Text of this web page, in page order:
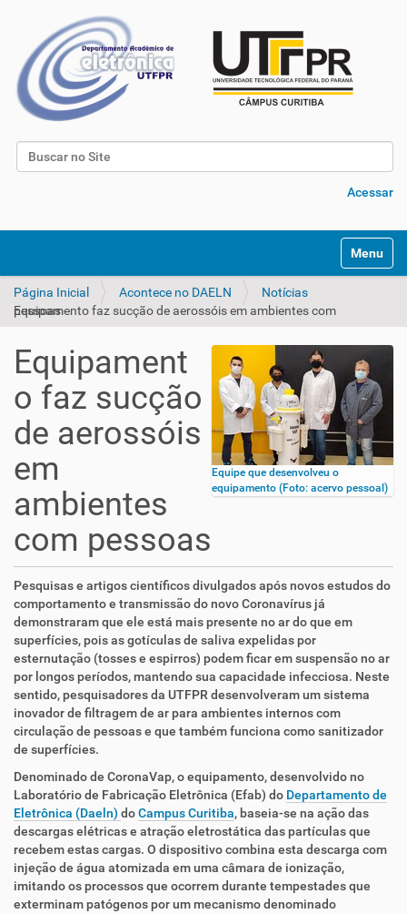
Busca
Acessar
Toggle
Página Inicial Acontece no DAELN
Notícias
Equipamento faz sucção de aerossóis em ambientes com pessoas
Equipe que desenvolveu o
equipamento (Foto: acervo pessoal)
Equipament
o faz sucção
de aerossóis
em
ambientes
com pessoas
Pesquisas e artigos científicos divulgados após novos estudos do
comportamento e transmissão do novo Coronavírus já
demonstraram que ele está mais presente no ar do que em
superfícies, pois as gotículas de saliva expelidas por
esternutação (tosses e espirros) podem ficar em suspensão no ar
por longos períodos, mantendo sua capacidade infecciosa. Neste
sentido, pesquisadores da UTFPR desenvolveram um sistema
inovador de filtragem de ar para ambientes internos com
circulação de pessoas e que também funciona como sanitizador
de superfícies.
Denominado de CoronaVap, o equipamento, desenvolvido no
Laboratório de Fabricação Eletrônica (Efab) do Departamento de
Eletrônica (Daeln) doCampus Curitiba, baseia-se na ação das
descargas elétricas e atração eletrostática das partículas que
recebem estas cargas. O dispositivo combina esta descarga com
injeção de água atomizada em uma câmara de ionização,
imitando os processos que ocorrem durante tempestades que
exterminam patógenos por um mecanismo denominado